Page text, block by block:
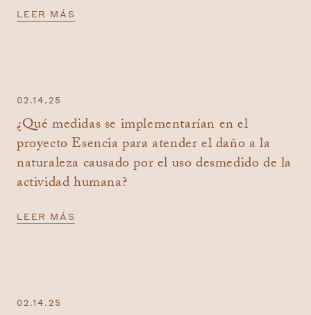
LEER MÁS
02.14.25
¿Qué medidas se implementarían en el
proyecto Esencia para atender el daño a la
naturaleza causado por el uso desmedido de la
actividad humana?
LEER MÁS
02.14.25